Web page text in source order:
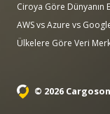
Ciroya Göre Dünyanın
AWS vs Azure vs
Ülkelere Göre Veri
© 2026